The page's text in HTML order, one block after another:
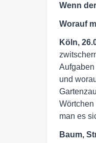
Wenn
Worauf
Köln,
und
man es
Baum,